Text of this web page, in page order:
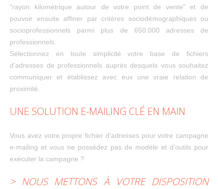
"rayon kilométrique autour de votre point de vente" et de
pouvoir ensuite affiner par critères sociodémographiques ou
socioprofessionnels parmi plus de 650.000 adresses de
professionnels.
Sélectionnez en toute simplicité votre base de fichiers
d’adresses de professionnels auprès desquels vous souhaitez
communiquer et établissez avec eux une vraie relation de
proximité.
UNE SOLUTION E-MAILING CLÉ EN MAIN
Vous avez votre propre fichier d'adresses pour votre campagne
e-mailing et vous ne possédez pas de modèle et d’outils pour
exécuter la campagne ?
> NOUS METTONS À VOTRE DISPOSITION